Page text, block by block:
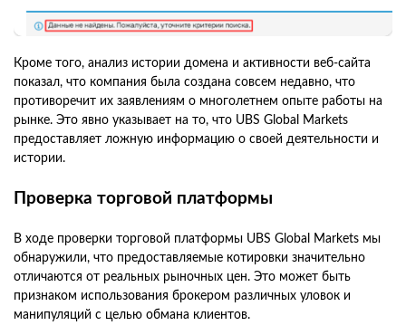
Кроме того, анализ истории домена и активности веб-сайта
показал, что компания была создана совсем недавно, что
противоречит их заявлениям о многолетнем опыте работы на
рынке. Это явно указывает на то, что UBS Global Markets
предоставляет ложную информацию о своей деятельности и
истории.
Проверка торговой платформы
В ходе проверки торговой платформы UBS Global Markets мы
обнаружили, что предоставляемые котировки значительно
отличаются от реальных рыночных цен. Это может быть
признаком использования брокером различных уловок и
манипуляций с целью обмана клиентов.